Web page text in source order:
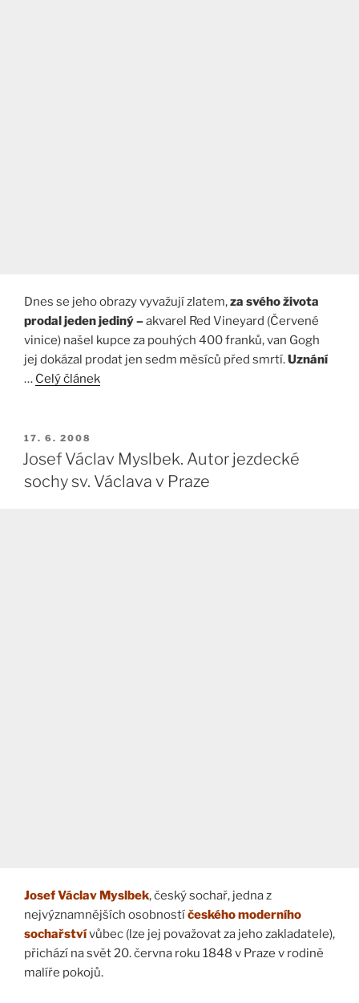
Dnes se jeho obrazy vyvažují zlatem,za svého života
prodal jeden jediný –akvarel Red Vineyard (Červené
vinice) našel kupce za pouhých 400 franků, van Gogh
jej dokázal prodat jen sedm měsíců před smrtí.Uznání
… Celý článek
PUBLIKOVÁNO
17. 6. 2008
Josef Václav Myslbek. Autor jezdecké
sochy sv. Václava v Praze
Josef Václav Myslbek, český sochař, jedna z
nejvýznamnějších osobnostíčeského moderního
sochařstvívůbec (lze jej považovat za jeho zakladatele),
přichází na svět 20. června roku 1848 v Praze v rodině
malíře pokojů.